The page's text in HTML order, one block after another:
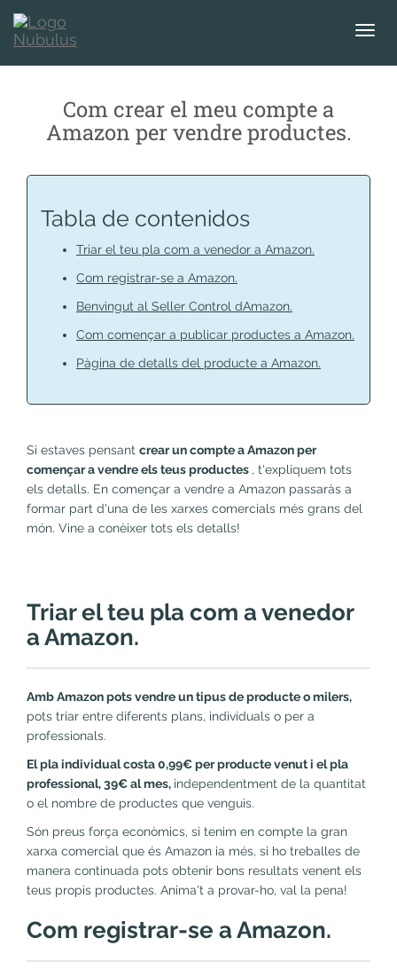
T
Com crear el meu compte a
Amazon per vendre productes.
Tabla de contenidos
Triar el teu pla com a venedor a Amazon.
Com registrar-se a Amazon.
Benvingut al Seller Control dAmazon.
Com començar a publicar productes a Amazon.
Pàgina de detalls del producte a Amazon.
Si estaves pensant crear un compte a Amazon per
començar a vendre els teus productes , t'expliquem tots
els detalls. En començar a vendre a Amazon passaràs a
formar part d'una de les xarxes comercials més grans del
món. Vine a conèixer tots els detalls!
Triar el teu pla com a venedor
a Amazon.
Amb Amazon pots vendre un tipus de producte o milers,
pots triar entre diferents plans, individuals o per a
professionals.
El pla individual costa 0,99€ per producte venut i el pla
professional, 39€ al mes, independentment de la quantitat
o el nombre de productes que venguis.
Són preus força econòmics, si tenim en compte la gran
xarxa comercial que és Amazon ia més, si ho treballes de
manera continuada pots obtenir bons resultats venent els
teus propis productes. Anima't a provar-ho, val la pena!
Com registrar-se a Amazon.